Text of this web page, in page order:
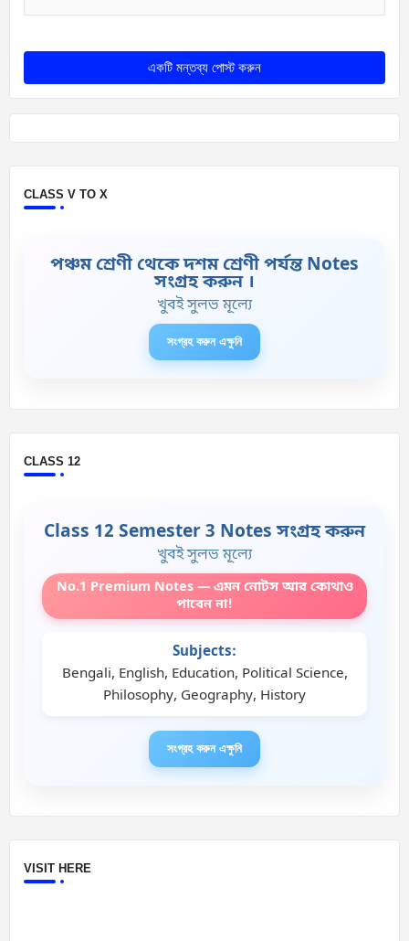
একটি মন্তব্য পোস্ট করুন
CLASS V TO X
পঞ্চম শ্রেণী থেকে দশম শ্রেণী পর্যন্ত Notes
সংগ্রহ করুন ।
খুবই সুলভ মূল্যে
সংগ্রহ করুন এক্ষুনি
CLASS 12
Class 12 Semester 3 Notes সংগ্রহ করুন
খুবই সুলভ মূল্যে
No.1 Premium Notes — এমন নোটস আর কোথাও
পাবেন না!
Subjects:
Bengali, English, Education, Political Science,
Philosophy, Geography, History
সংগ্রহ করুন এক্ষুনি
VISIT HERE